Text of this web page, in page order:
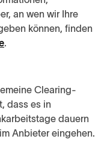
an wen wir Ihre
können, finden
.
Clearing-
dass es in
dauern
Anbieter eingehen.